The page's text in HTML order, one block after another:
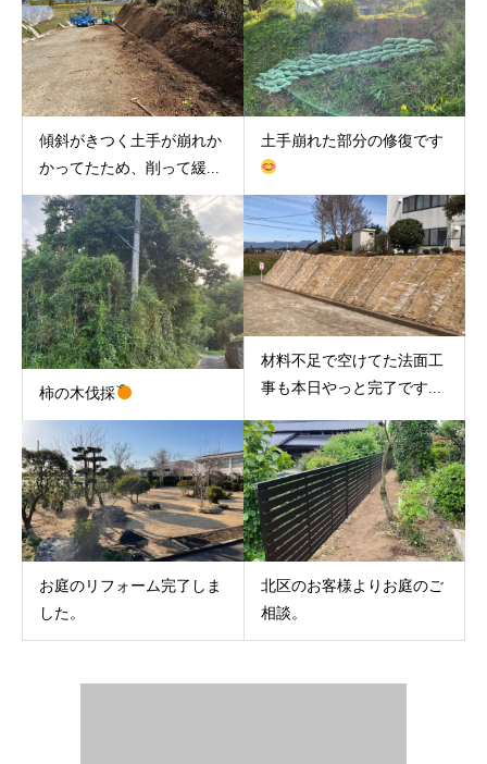
傾斜がきつく土手が崩れか
かってたため、削って緩...
土手崩れた部分の修復です
柿の木伐採
材料不足で空けてた法面工
事も本日やっと完了です...
お庭のリフォーム完了しま
した。
北区のお客様よりお庭のご
相談。